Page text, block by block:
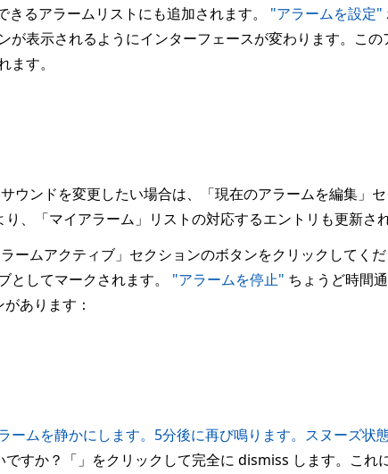
るアラームリストにも追加されます。 "アラームを設定"
表示されるようにインターフェースが変わります。この
す。
ウンドを変更したい場合は、「現在のアラームを編集」
り、「マイアラーム」リストの対応するエントリも更新され
ームアクティブ」セクションのボタンをクリックしてくだ
としてマークされます。 "アラームを停止" ちょうど時間
あります：
ムを静かにします。5分後に再び鳴ります。スヌーズ状
ですか？「」をクリックして完全に dismiss します。これ